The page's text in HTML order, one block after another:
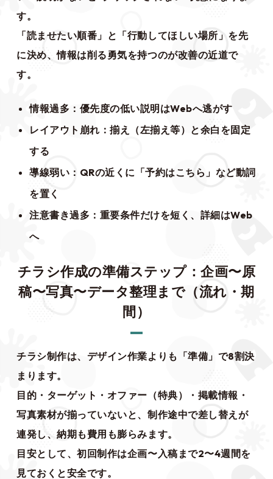
す。
「読ませたい順番」と「行動してほしい場所」を先
に決め、情報は削る勇気を持つのが改善の近道で
す。
情報過多：優先度の低い説明はWebへ逃がす
レイアウト崩れ：揃え（左揃え等）と余白を固定
する
導線弱い：QRの近くに「予約はこちら」など動詞
を置く
注意書き過多：重要条件だけを短く、詳細はWeb
へ
チラシ作成の準備ステップ：企画〜原
稿〜写真〜データ整理まで（流れ・期
間）
チラシ制作は、デザイン作業よりも「準備」で8割決
まります。
目的・ターゲット・オファー（特典）・掲載情報・
写真素材が揃っていないと、制作途中で差し替えが
連発し、納期も費用も膨らみます。
目安として、初回制作は企画〜入稿まで2〜4週間を
見ておくと安全です。